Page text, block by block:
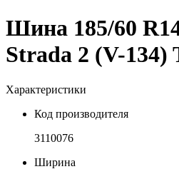
Шина 185/60
Strada 2 (V-134)
Характеристики
Код производителя
3110076
Ширина